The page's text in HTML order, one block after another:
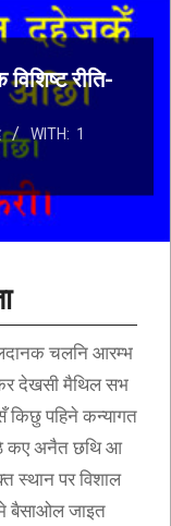
रीति-
WITH: 1
चलनि आरम्भ
देखसी मैथिल सभ
किछु पहिने कन्यागत
कए अनैत छथि आ
स्थान पर विशाल
बैसाओल जाइत